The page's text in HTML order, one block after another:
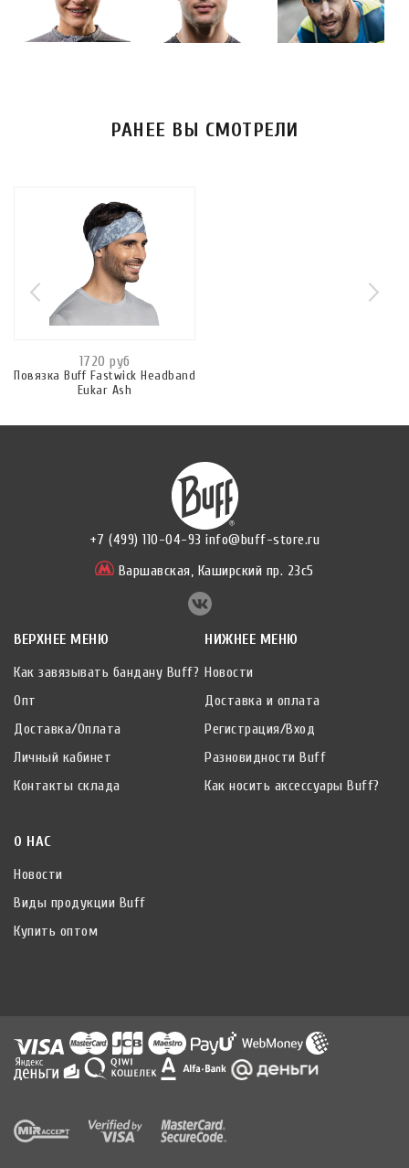
РАНЕЕ ВЫ СМОТРЕЛИ
1720 руб
Повязка Buff Fastwick Headband
Eukar Ash
+7 (499) 110-04-93 info@buff-store.ru
Варшавская, Каширский пр. 23с5
ВЕРХНЕЕ МЕНЮ
Как завязывать бандану Buff?
Опт
Доставка/Оплата
Личный кабинет
Контакты склада
НИЖНЕЕ МЕНЮ
Новости
Доставка и оплата
Регистрация/Вход
Разновидности Buff
Как носить аксессуары Buff?
О НАС
Новости
Виды продукции Buff
Купить оптом